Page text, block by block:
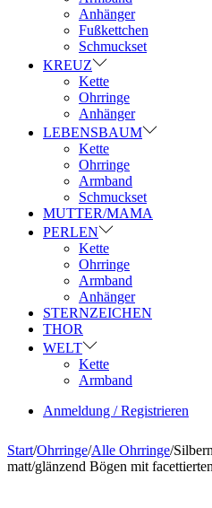
Anhänger
Fußkettchen
Schmuckset
KREUZ
Kette
Ohrringe
Anhänger
LEBENSBAUM
Kette
Ohrringe
Armband
Schmuckset
MUTTER/MAMA
PERLEN
Kette
Ohrringe
Armband
Anhänger
STERNZEICHEN
THOR
WELT
Kette
Armband
Anmeldung / Registrieren
Start/Ohrringe/Alle Ohrringe/
matt/glänzend Bögen mit